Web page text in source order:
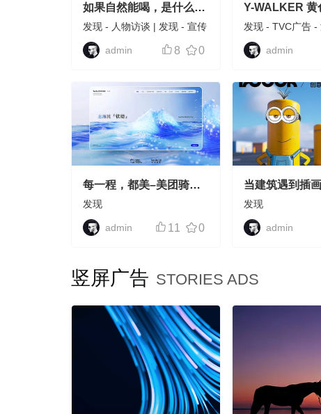
如果自然能喝，是什么味
道？
发现 - 人物访谈 | 发现 - 宣传
片|
-视觉探索
admin 8 0
Y-WALKER
城市机能装束
发现 -TVC广告 -
视觉
admin
每一程，都美–美团骑手
机能装备系列设计
发现
admin 11 0
当建筑遇到插
出几个？
发现
admin
竖屏广告 STORIES ADS